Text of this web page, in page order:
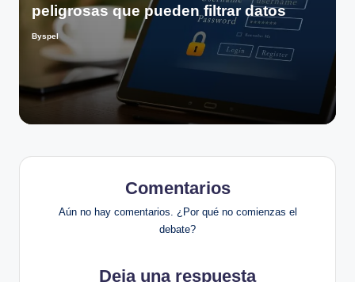
peligrosas que pueden filtrar datos
Publicado
por
Byspel
Comentarios
Aún no hay comentarios. ¿Por qué no comienzas el
debate?
Deja una respuesta